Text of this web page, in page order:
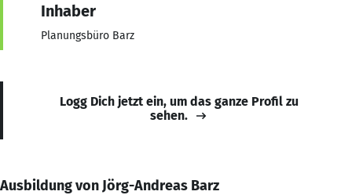
Inhaber
Planungsbüro Barz
Logg Dich jetzt ein, um das ganze Profil zu
sehen.
Ausbildung von Jörg-Andreas Barz